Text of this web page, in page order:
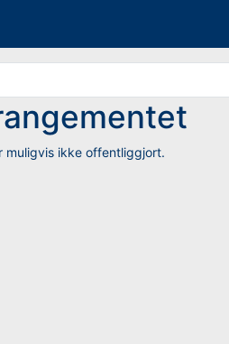
muligvis ikke offentliggjort.